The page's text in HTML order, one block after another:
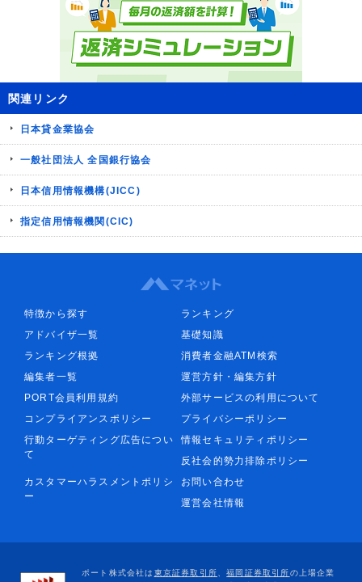
関連リンク
日本貸金業協会
一般社団法人 全国銀行協会
日本信用情報機構(JICC)
指定信用情報機関(CIC)
特徴から探す
ランキング
アドバイザ一覧
基礎知識
ランキング根拠
消費者金融ATM検索
編集者一覧
運営方針・編集方針
PORT会員利用規約
外部サービスの利用について
コンプライアンスポリシー
プライバシーポリシー
行動ターゲティング広告につい
て
情報セキュリティポリシー
反社会的勢力排除ポリシー
カスタマーハラスメントポリシ
ー
お問い合わせ
運営会社情報